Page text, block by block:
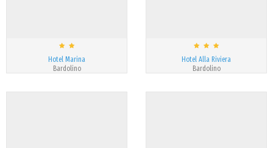
Hotel Marina
Bardolino
Hotel Alla Riviera
Bardolino